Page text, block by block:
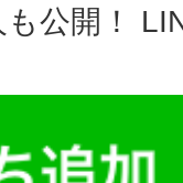
公開！